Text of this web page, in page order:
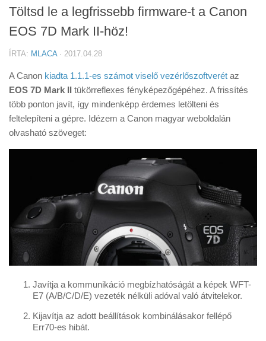
Cikkek
Tudástár
Tanácsok
Érdekességek
Helyszíni Riport
Töltsd le a legfrissebb firmware-t a Canon
EOS 7D Mark II-höz!
ÍRTA: MLACA· 2017.04.28
A Canon kiadta 1.1.1-es számot viselő vezérlőszoftverét az
EOS 7D Mark II tükörreflexes fényképezőgépéhez. A frissítés
több ponton javít, így mindenképp érdemes letölteni és
feltelepíteni a gépre. Idézem a Canon magyar weboldalán
olvasható szöveget:
Javítja a kommunikáció megbízhatóságát a képek WFT-
E7 (A/B/C/D/E) vezeték nélküli adóval való átvitelekor.
Kijavítja az adott beállítások kombinálásakor fellépő
Err70-es hibát.